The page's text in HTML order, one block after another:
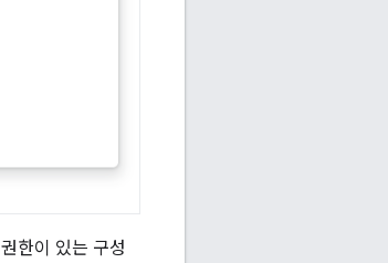
권한이 있는 구성